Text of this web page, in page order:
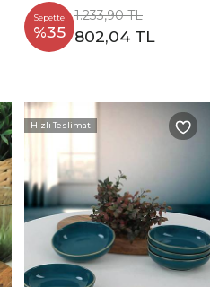
Sepette
%35
1.233,90 TL
802,04 TL
Hızlı Teslimat